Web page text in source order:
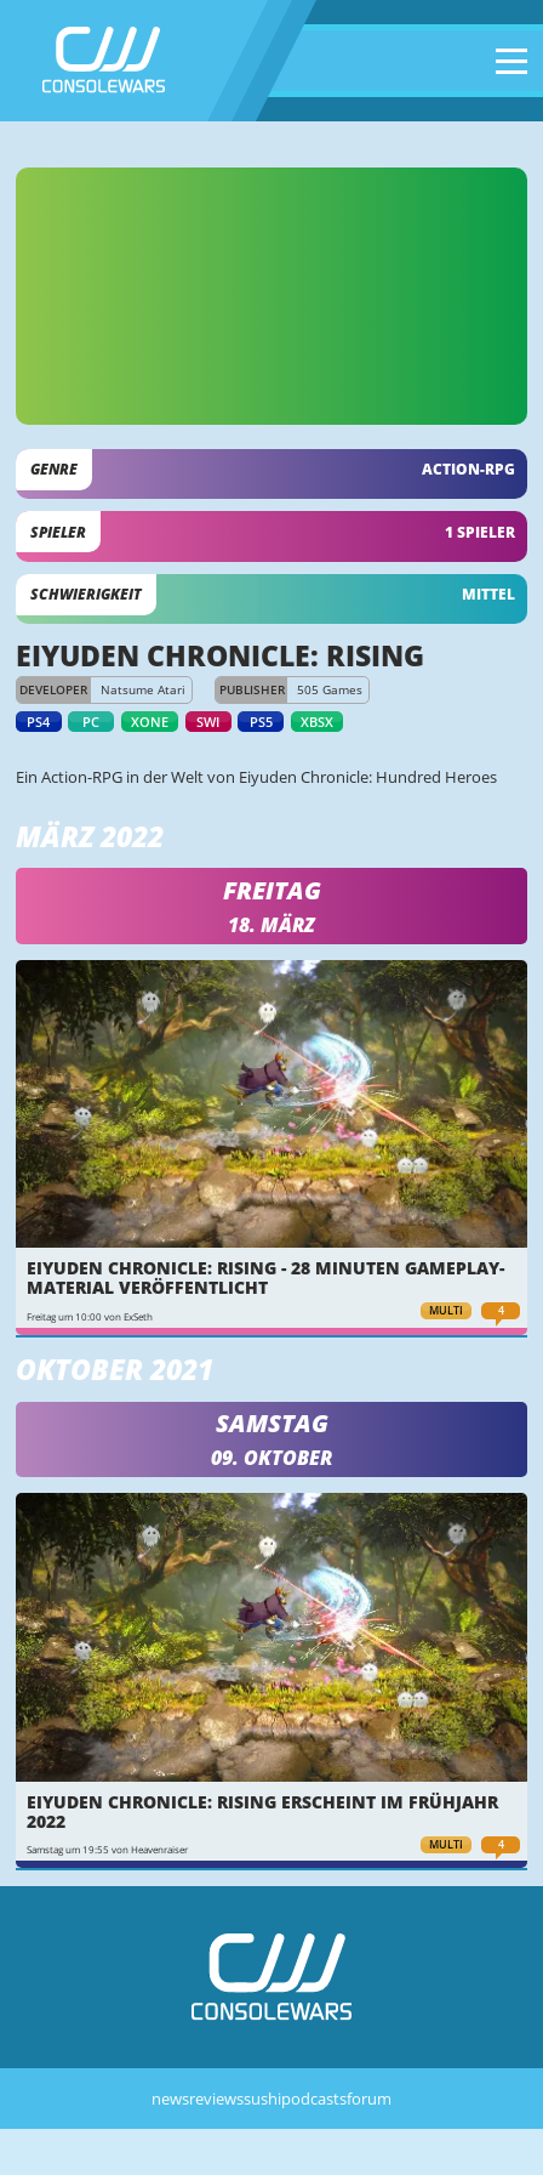
GENRE ACTION-RPG
SPIELER 1 SPIELER
SCHWIERIGKEIT MITTEL
EIYUDEN CHRONICLE: RISING
DEVELOPER Natsume Atari PUBLISHER 505 Games
PS4 PC XONE SWI PS5 XBSX
Ein Action-RPG in der Welt von Eiyuden Chronicle: Hundred Heroes
MÄRZ 2022
FREITAG
18. MÄRZ
MULTI 4
EIYUDEN CHRONICLE: RISING - 28 MINUTEN GAMEPLAY-
MATERIAL VERÖFFENTLICHT
Freitag um 10:00 von ExSeth
OKTOBER 2021
SAMSTAG
09. OKTOBER
MULTI 4
EIYUDEN CHRONICLE: RISING ERSCHEINT IM FRÜHJAHR
2022
Samstag um 19:55 von Heavenraiser
newsreviewssushipodcastsforum